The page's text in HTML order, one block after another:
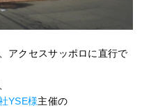
アクセスサッポロに直行で
YSE様主催の